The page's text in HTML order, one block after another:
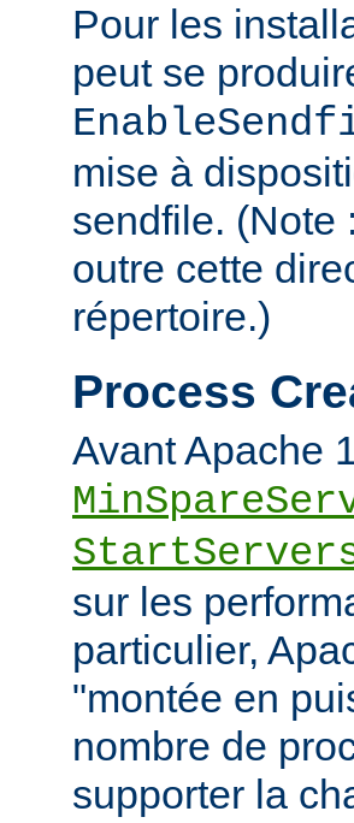
Pour les
peut se
mise à
sendfile. (Note
outre cette
répertoire.)
Process
Avant Apache
sur les
particulier,
"montée en
nombre de
supporter la